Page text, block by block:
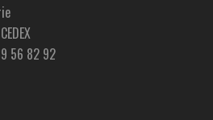
56 82 92